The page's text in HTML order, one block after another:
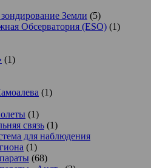
Земли (5)
Обсерватория (ESO) (1)
(1)
(1)
(1)
связь (1)
для наблюдения
(1)
(68)